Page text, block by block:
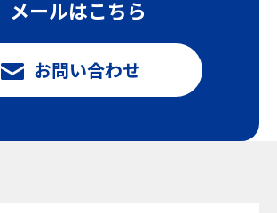
メールはこちら
お問い合わせ